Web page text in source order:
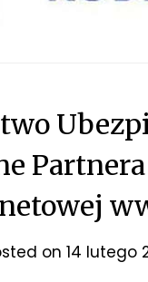
on 14 lutego